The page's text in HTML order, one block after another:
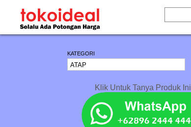
KATEGORI
Klik Untuk Tanya Produk Ini